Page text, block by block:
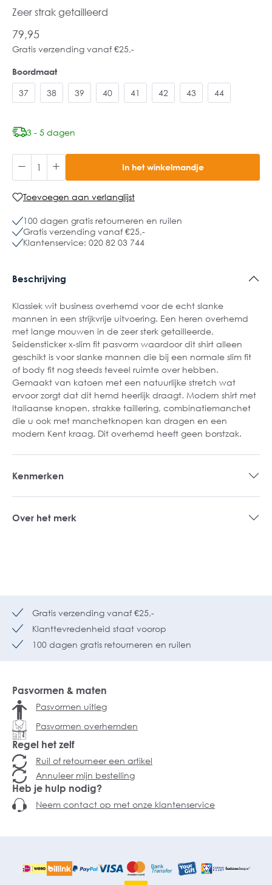
Zeer strak getailleerd
79,95
Gratis verzending vanaf €25,-
Boordmaat
37 38 39 40 41 42 43 44
3 - 5 dagen
In het winkelmandje
Toevoegen aan verlanglijst
100 dagen gratis retourneren en ruilen
Gratis verzending vanaf €25,-
Klantenservice: 020 82 03 744
Beschrijving
Klassiek wit business overhemd voor de echt slanke
mannen in een strijkvrije uitvoering. Een heren overhemd
met lange mouwen in de zeer sterk getailleerde,
Seidensticker x-slim fit pasvorm waardoor dit shirt alleen
geschikt is voor slanke mannen die bij een normale slim fit
of body fit nog steeds teveel ruimte over hebben.
Gemaakt van katoen met een natuurlijke stretch wat
ervoor zorgt dat dit hemd heerlijk draagt. Modern shirt met
Italiaanse knopen, strakke taillering, combinatiemanchet
die u ook met manchetknopen kan dragen en een
modern Kent kraag. Dit overhemd heeft geen borstzak.
Kenmerken
Over het merk
Gratis verzending vanaf €25,-
Klanttevredenheid staat voorop
100 dagen gratis retourneren en ruilen
Pasvormen & maten
Pasvormen uitleg
Pasvormen overhemden
Regel het zelf
Ruil of retourneer een artikel
Annuleer mijn bestelling
Heb je hulp nodig?
Neem contact op met onze klantenservice